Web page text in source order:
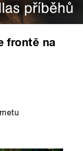
frontě na